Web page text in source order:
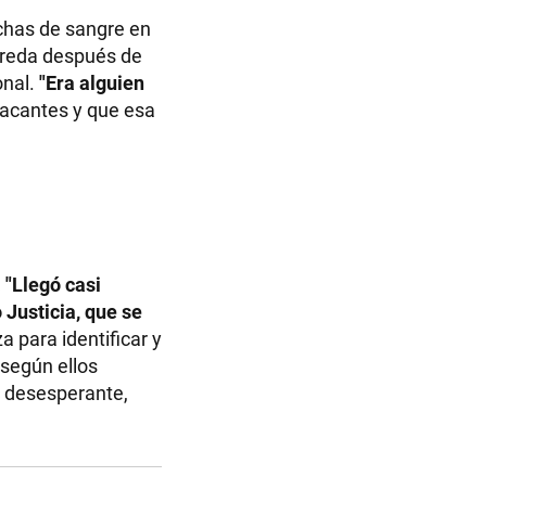
de sangre en
después de
"Era alguien
y que esa
"Llegó casi
que se
para identificar y
ellos